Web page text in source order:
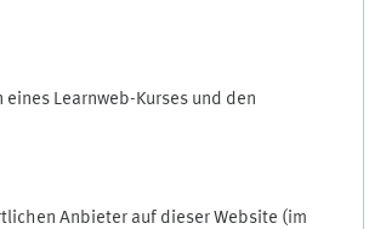
Learnweb-Kurses und den
Anbieter auf dieser Website (im